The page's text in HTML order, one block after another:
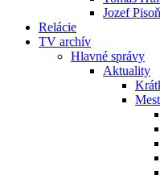
Jozef Pisoň
Relácie
TV archív
Hlavné správy
Aktuality